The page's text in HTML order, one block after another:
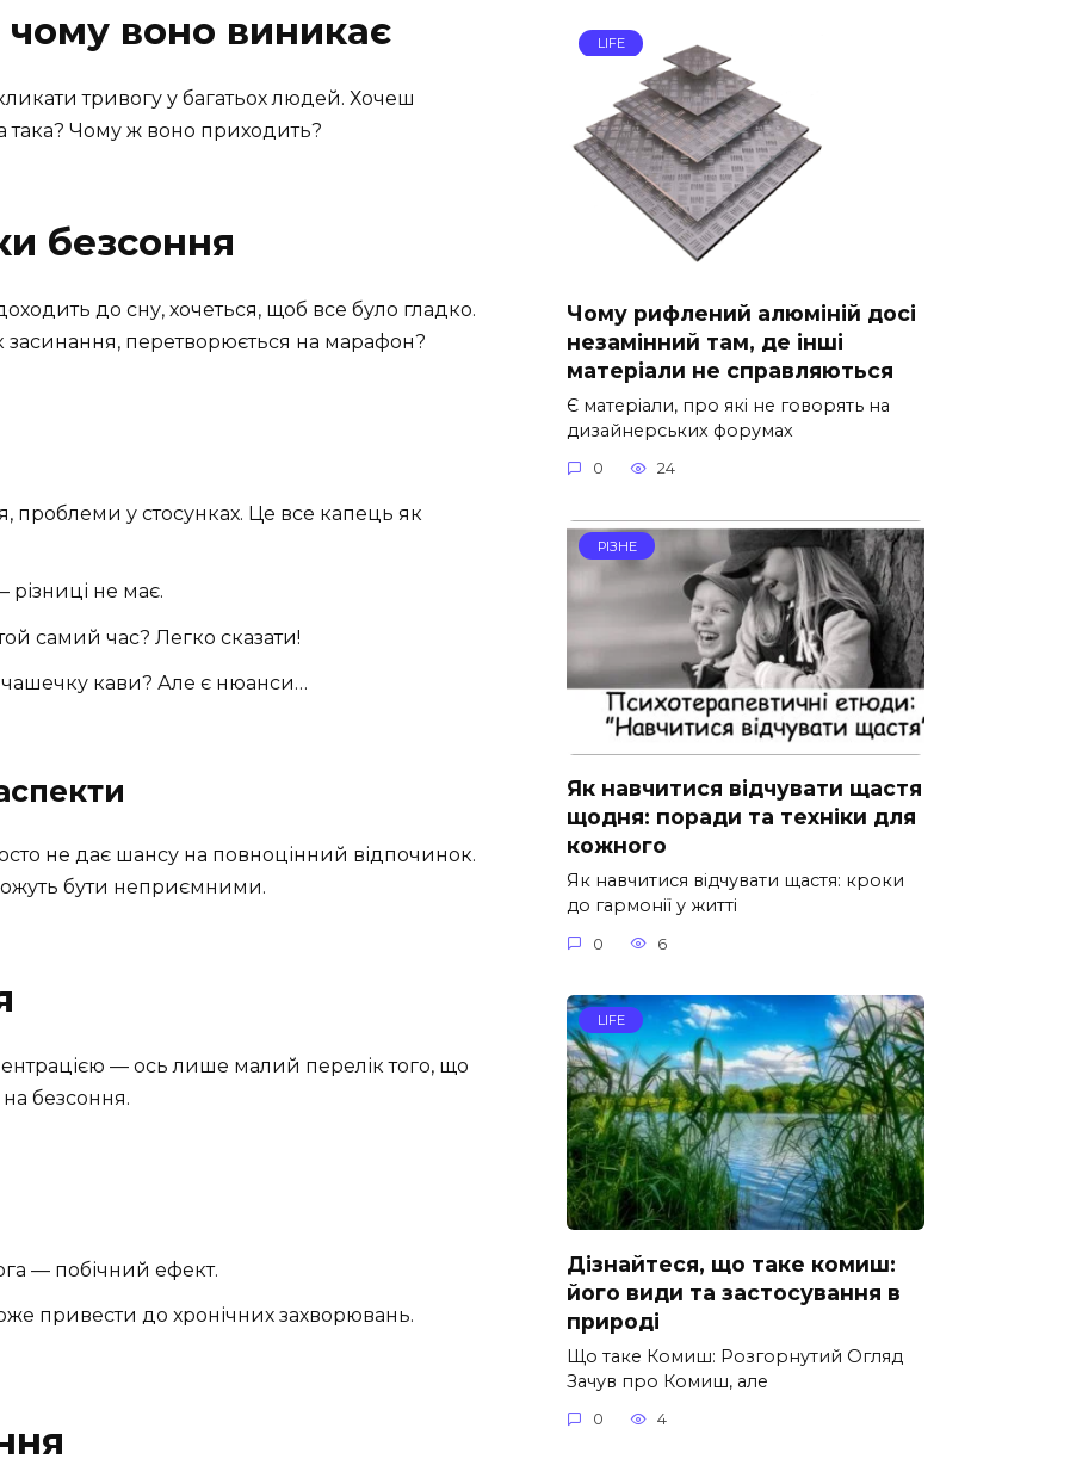
воно виникає
тривогу у багатьох людей. Хочеш
така? Чому ж воно приходить?
безсоння
до сну, хочеться, щоб все було гладко.
перетворюється на марафон?
проблеми у стосунках. Це все капець як
різниці не має.
самий час? Легко сказати!
чашечку кави? Але є нюанси…
не дає шансу на повноцінний відпочинок.
бути неприємними.
— ось лише малий перелік того, що
безсоння.
— побічний ефект.
привести до хронічних захворювань.
LIFE
Чому рифлений алюміній досі
незамінний там, де інші
матеріали не справляються
Є матеріали, про які не говорять на
дизайнерських форумах
0 24
РІЗНЕ
Як навчитися відчувати щастя
щодня: поради та техніки для
кожного
Як навчитися відчувати щастя: кроки
до гармонії у житті
0 6
LIFE
Дізнайтеся, що таке комиш:
його види та застосування в
природі
Що таке Комиш: Розгорнутий Огляд
Зачув про Комиш, але
0 4